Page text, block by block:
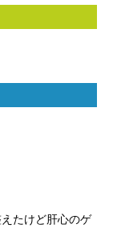
たけど肝心のゲ